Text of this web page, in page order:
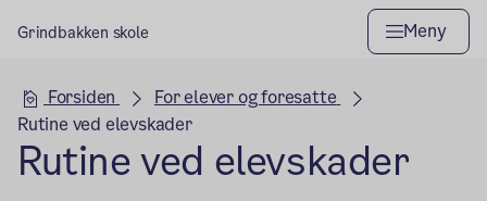
Grindbakken skole Meny
Hovedseksjon
Forsiden
For elever og foresatte
Rutine ved elevskader
Rutine ved elevskader